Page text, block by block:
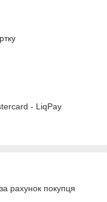
- LiqPay
рахунок покупця